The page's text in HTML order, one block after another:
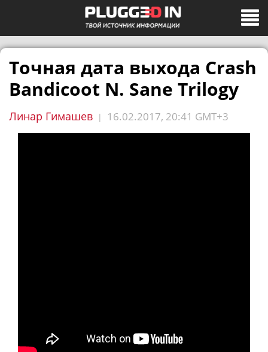
Точная дата выхода Crash
Bandicoot N. Sane Trilogy
Линар Гимашев | 16.02.2017, 20:41 GMT+3